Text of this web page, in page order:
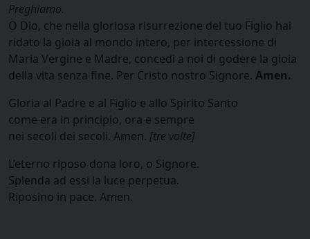
Preghiamo.
O Dio, che nella gloriosa risurrezione del tuo Figlio hai
ridato la gioia al mondo intero, per intercessione di
Maria Vergine e Madre, concedi a noi di godere la gioia
della vita senza fine. Per Cristo nostro Signore. Amen.
Gloria al Padre e al Figlio e allo Spirito Santo
come era in principio, ora e sempre
nei secoli dei secoli. Amen. [tre volte]
L’eterno riposo dona loro, o Signore.
Splenda ad essi la luce perpetua.
Riposino in pace. Amen.